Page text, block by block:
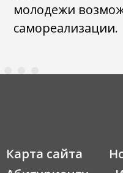
молодежи
самореализации.
Карта сайта